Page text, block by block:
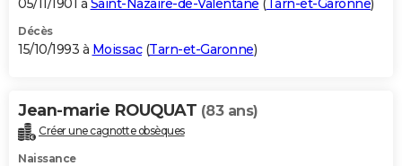
05/11/1901 à Saint-Nazaire-de-Valentane (Tarn-et-Garonne)
Décès
15/10/1993 à Moissac(Tarn-et-Garonne)
Jean-marie ROUQUAT (83 ans)
Créer une cagnotte obsèques
Naissance